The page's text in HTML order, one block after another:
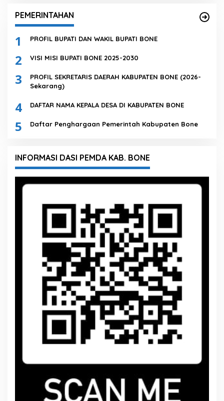
PEMERINTAHAN
1 PROFIL BUPATI DAN WAKIL BUPATI BONE
2 VISI MISI BUPATI BONE 2025-2030
3
PROFIL SEKRETARIS DAERAH KABUPATEN BONE (2026-
Sekarang)
4 DAFTAR NAMA KEPALA DESA DI KABUPATEN BONE
5 Daftar Penghargaan Pemerintah Kabupaten Bone
INFORMASI DASI PEMDA KAB. BONE